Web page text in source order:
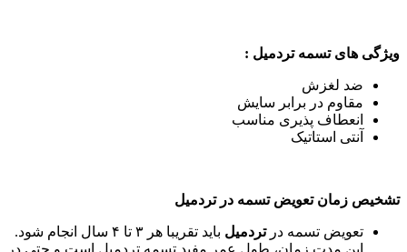
ویژگی های تسمه تردمیل :
ضد لغزش
مقاوم در برابر سایش
انعطاف پذیری مناسب
آنتی استاتیک
تشخیص زمان تعویض تسمه در تردمیل
تعویض تسمه درتردمیل
باید تقریبا هر ۳ تا ۴ سال انجام شود.